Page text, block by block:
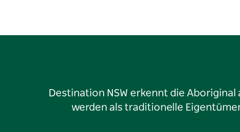
Destination NSW erkennt die
werden als traditionelle